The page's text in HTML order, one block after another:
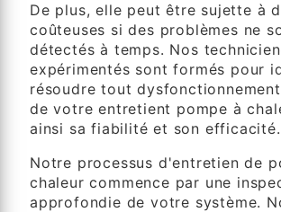
De plus, elle peut être sujette à
coûteuses si des problèmes ne
détectés à temps. Nos
expérimentés sont formés pour
résoudre tout
de votre entretient pompe à
ainsi sa fiabilité et son efficacité.
Notre processus d'entretien de
chaleur commence par une
approfondie de votre système.